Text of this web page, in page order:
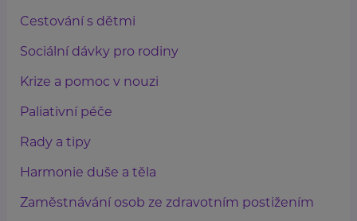
Cestování s dětmi
Sociální dávky pro rodiny
Krize a pomoc v nouzi
Paliativní péče
Rady a tipy
Harmonie duše a těla
Zaměstnávání osob ze zdravotním postižením